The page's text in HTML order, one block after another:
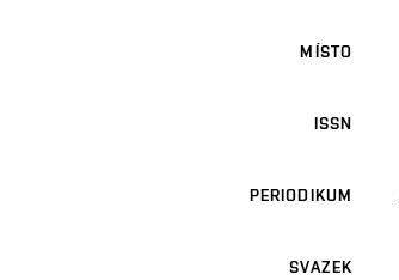
MÍSTO
ISSN
PERIODIKUM
SVAZEK